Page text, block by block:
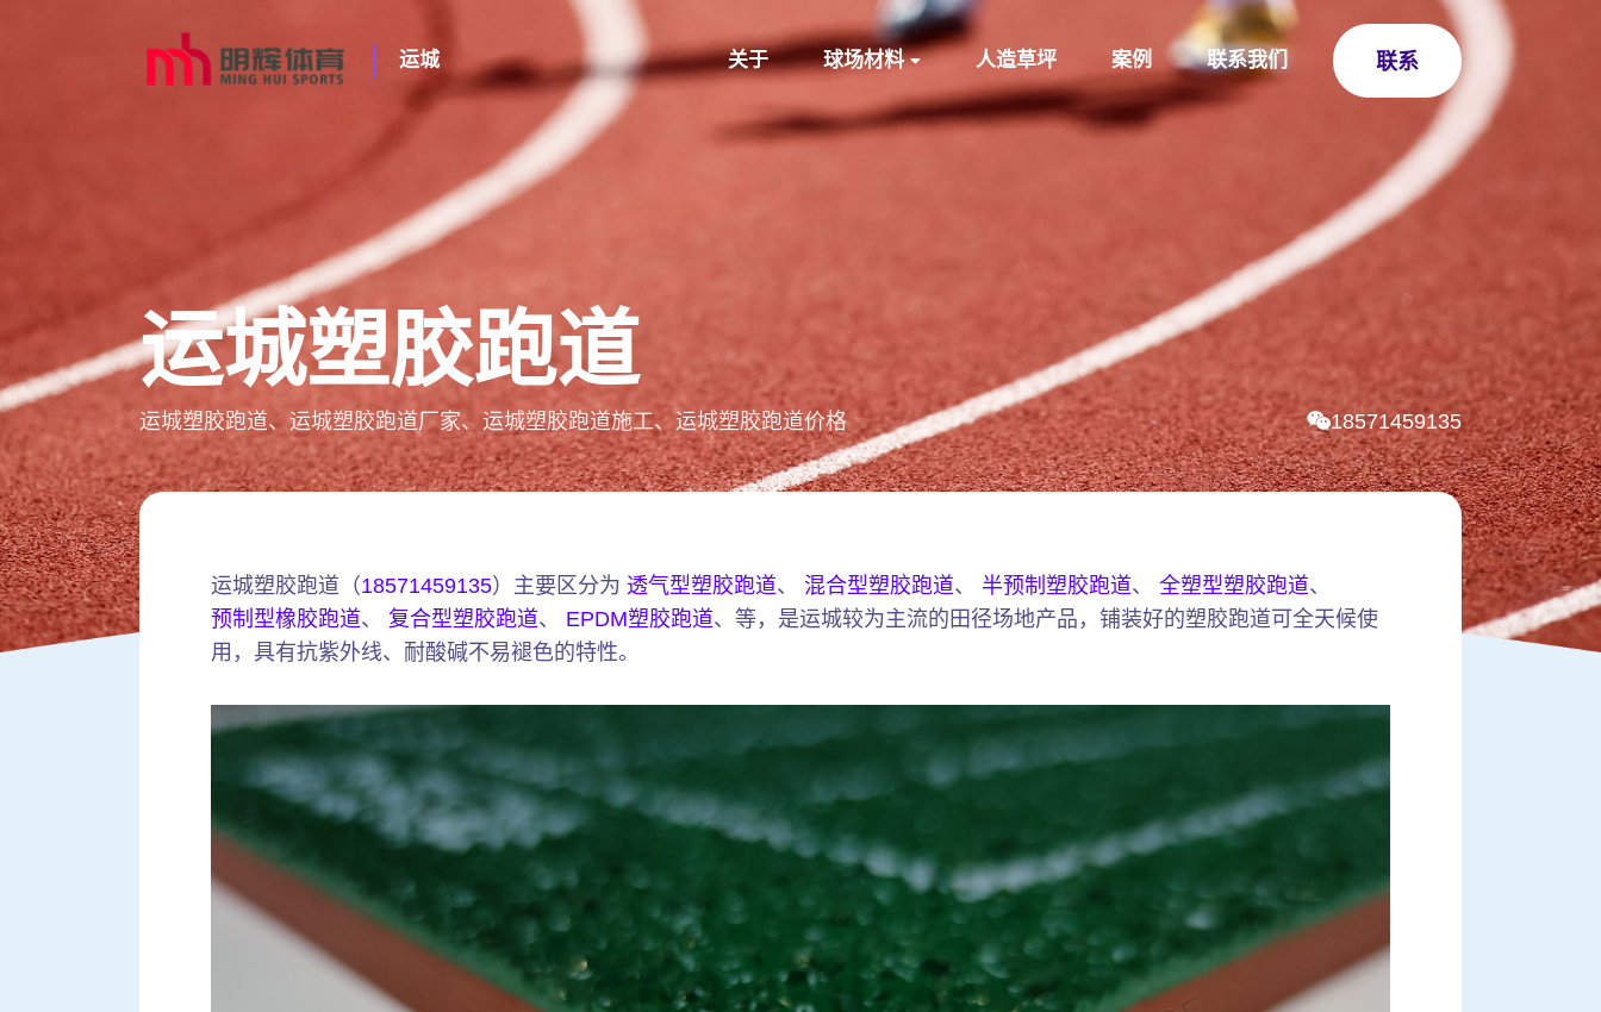
运城 关于 球场材料 人造草坪 案例 联系我们 联系
运城塑胶跑道
运城塑胶跑道、运城塑胶跑道厂家、运城塑胶跑道施工、运城塑胶跑道价格 18571459135
运城塑胶跑道（18571459135）主要区分为 透气型塑胶跑道、 混合型塑胶跑道、 半预制塑胶跑道、 全塑型塑胶跑道、
预制型橡胶跑道、 复合型塑胶跑道、 EPDM塑胶跑道、等，是运城较为主流的田径场地产品，铺装好的塑胶跑道可全天候使
用，具有抗紫外线、耐酸碱不易褪色的特性。